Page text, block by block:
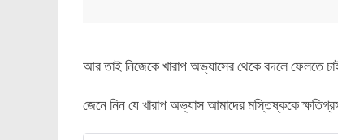
আর তাই নিজেকে খারাপ অভ্যাসের থেকে বদলে ফেলতে
জেনে নিন যে খারাপ অভ্যাস আমাদের মস্তিষ্ককে